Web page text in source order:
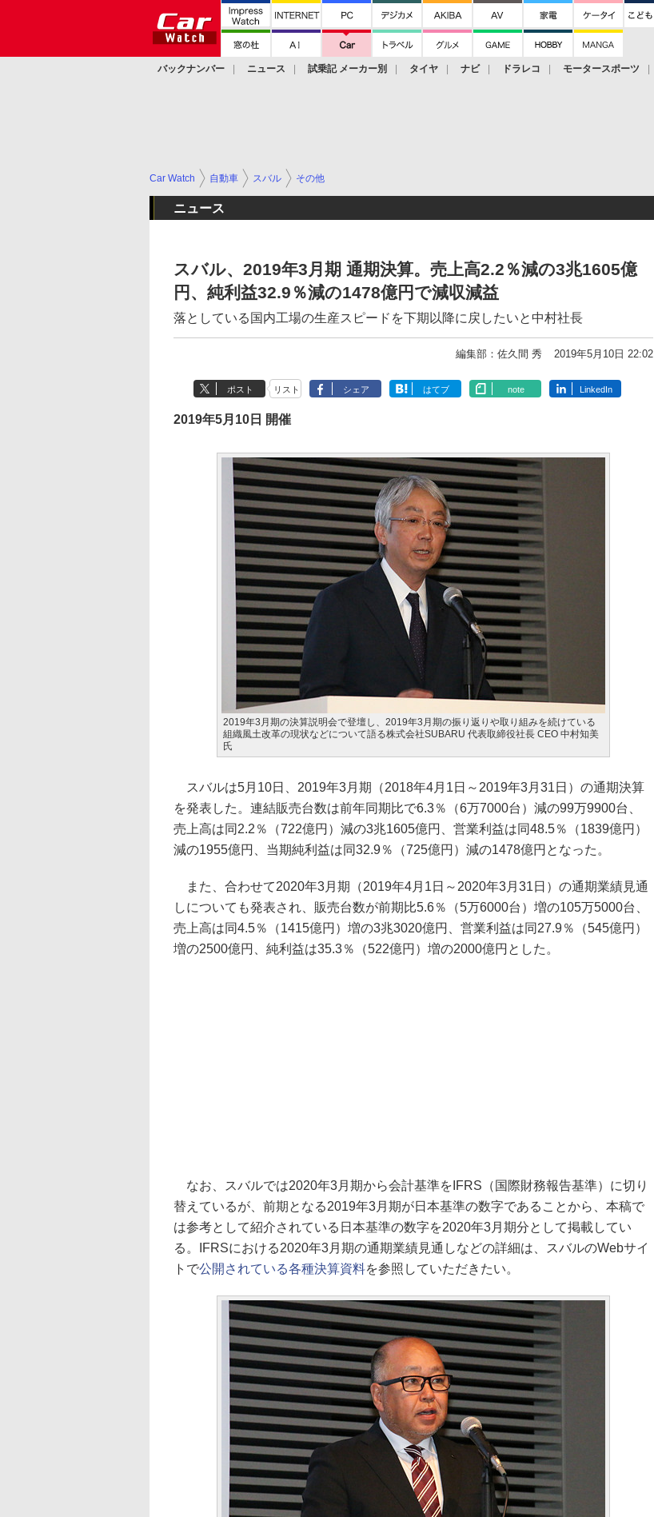
バックナンバー ニュース 試乗記 メーカー別 タイヤ ナビ ドラレコ モータースポーツ
Car Watch 自動車 スバル その他
ニュース
スバル、2019年3月期 通期決算。売上高2.2％減の3兆1605億
円、純利益32.9％減の1478億円で減収減益
落としている国内工場の生産スピードを下期以降に戻したいと中村社長
編集部：佐久間 秀 2019年5月10日 22:02
ポスト リスト シェア はてブ note LinkedIn
2019年5月10日 開催
2019年3月期の決算説明会で登壇し、2019年3月期の振り返りや取り組みを続けている
組織風土改革の現状などについて語る株式会社SUBARU 代表取締役社長 CEO 中村知美
氏
スバルは5月10日、2019年3月期（2018年4月1日～2019年3月31日）の通期決算
を発表した。連結販売台数は前年同期比で6.3％（6万7000台）減の99万9900台、
売上高は同2.2％（722億円）減の3兆1605億円、営業利益は同48.5％（1839億円）
減の1955億円、当期純利益は同32.9％（725億円）減の1478億円となった。
また、合わせて2020年3月期（2019年4月1日～2020年3月31日）の通期業績見通
しについても発表され、販売台数が前期比5.6％（5万6000台）増の105万5000台、
売上高は同4.5％（1415億円）増の3兆3020億円、営業利益は同27.9％（545億円）
増の2500億円、純利益は35.3％（522億円）増の2000億円とした。
なお、スバルでは2020年3月期から会計基準をIFRS（国際財務報告基準）に切り
替えているが、前期となる2019年3月期が日本基準の数字であることから、本稿で
は参考として紹介されている日本基準の数字を2020年3月期分として掲載してい
る。IFRSにおける2020年3月期の通期業績見通しなどの詳細は、スバルのWebサイ
トで公開されている各種決算資料を参照していただきたい。